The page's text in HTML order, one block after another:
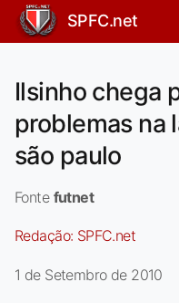
SPFC.net
Ilsinho chega
problemas na
são paulo
Fonte futnet
Redação: SPFC.net
1 de Setembro de 2010